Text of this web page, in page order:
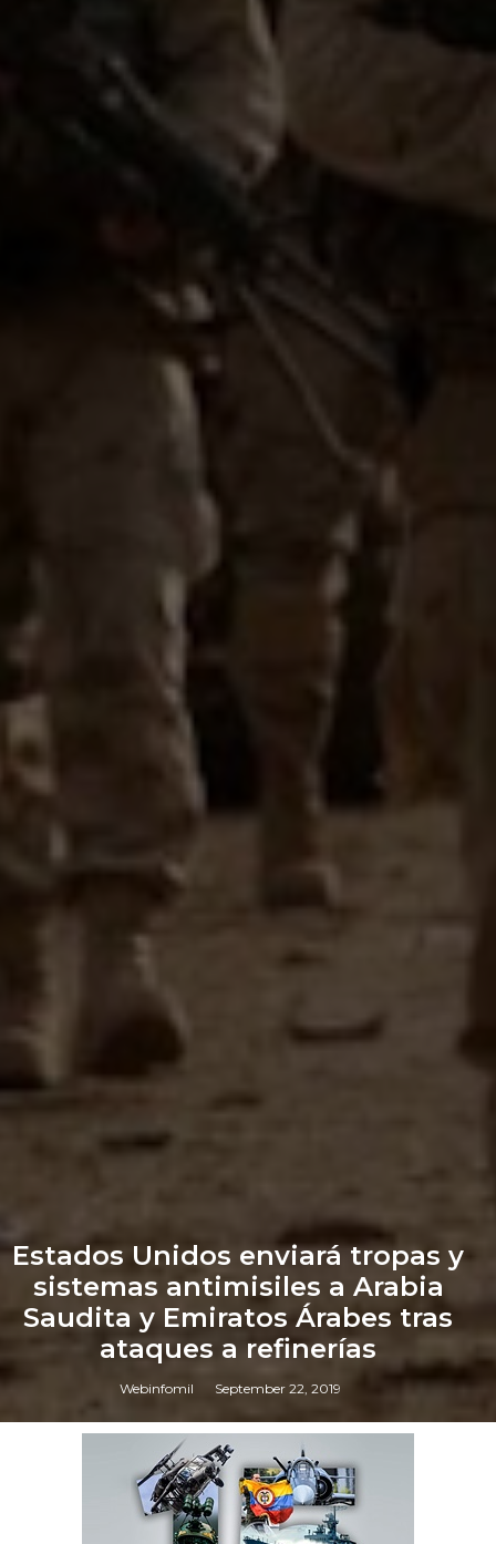
Estados Unidos enviará tropas y
sistemas antimisiles a Arabia
Saudita y Emiratos Árabes tras
ataques a refinerías
Webinfomil September 22, 2019